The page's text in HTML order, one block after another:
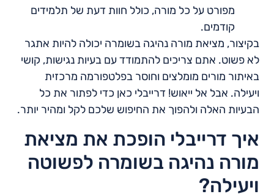
מפורט על כל מורה, כולל חוות דעת של תלמידים
קודמים.
בקיצור, מציאת מורה נהיגה בשומרה יכולה להיות אתגר
לא פשוט. אתם צריכים להתמודד עם בעיות נגישות, קושי
באיתור מורים מומלצים וחוסר בפלטפורמה מרכזית
ויעילה. אבל אל ייאוש! דרייבלי כאן כדי לפתור את כל
הבעיות האלה ולהפוך את החיפוש שלכם לקל ומהיר יותר.
איך דרייבלי הופכת את מציאת
מורה נהיגה בשומרה לפשוטה
ויעילה?